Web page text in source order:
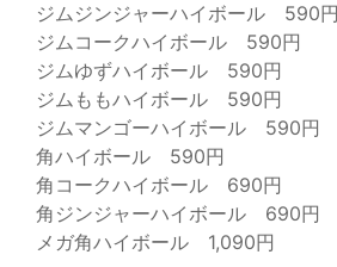
ジムジンジャーハイボール 590円
ジムコークハイボール 590円
ジムゆずハイボール 590円
ジムももハイボール 590円
ジムマンゴーハイボール 590円
角ハイボール 590円
角コークハイボール 690円
角ジンジャーハイボール 690円
メガ角ハイボール 1,090円